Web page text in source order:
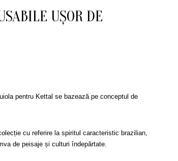
UȘOR DE
pentru Kettal se bazează pe conceptul de
cu referire la spiritul caracteristic brazilian,
de peisaje și culturi îndepărtate.